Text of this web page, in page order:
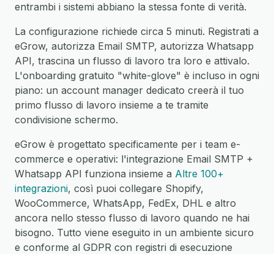
entrambi i sistemi abbiano la stessa fonte di verità.
La configurazione richiede circa 5 minuti. Registrati a
eGrow, autorizza Email SMTP, autorizza Whatsapp
API, trascina un flusso di lavoro tra loro e attivalo.
L'onboarding gratuito "white-glove" è incluso in ogni
piano: un account manager dedicato creerà il tuo
primo flusso di lavoro insieme a te tramite
condivisione schermo.
eGrow è progettato specificamente per i team e-
commerce e operativi: l'integrazione Email SMTP +
Whatsapp API funziona insieme a Altre 100+
integrazioni, così puoi collegare Shopify,
WooCommerce, WhatsApp, FedEx, DHL e altro
ancora nello stesso flusso di lavoro quando ne hai
bisogno. Tutto viene eseguito in un ambiente sicuro
e conforme al GDPR con registri di esecuzione